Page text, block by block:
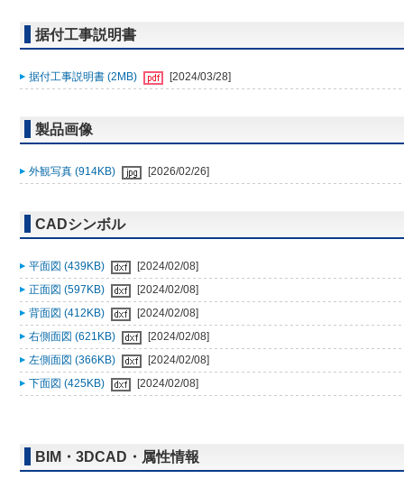
据付工事説明書
据付工事説明書 (2MB) [2024/03/28]
製品画像
外観写真 (914KB) [2026/02/26]
CADシンボル
平面図 (439KB)
[2024/02/08]
正面図 (597KB)
[2024/02/08]
背面図 (412KB)
[2024/02/08]
右側面図 (621KB)
[2024/02/08]
左側面図 (366KB)
[2024/02/08]
下面図 (425KB)
[2024/02/08]
BIM・3DCAD・属性情報